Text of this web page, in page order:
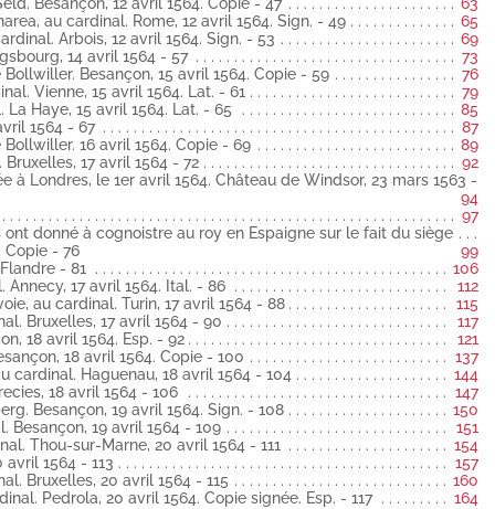
Ier. Besançon, 12 avril 1564 latin
Seld. Besançon, 12 avril 1564 latin
de Bagnarea, au cardinal. Rome, 12 avril 1564 latin
au cardinal. Arbois, 12 avril 1564 latin
Augsbourg, 14 avril 1564 latin
de Bollwiller. Besançon, 15 avril 1564 latin
cardinal. Vienne, 15 avril 1564 latin
La Haye, 15 avril 1564 latin
15 avril 1564 latin
de Bollwiller. 16 avril 1564 latin
Bruxelles, 17 avril 1564 latin
à Londres, le 1er avril 1564. Château de Windsor, 23 mars
latin
ont donné à cognoistre au roy en Espaigne sur le fait du
latin
de Flandre latin
Annecy, 17 avril 1564 italien
Savoie, au cardinal. Turin, 17 avril 1564 latin
cardinal. Bruxelles, 17 avril 1564 latin
Besançon, 12 avril 1564. Copie - 47
63
au cardinal. Rome, 12 avril 1564. Sign. - 49
65
Arbois, 12 avril 1564. Sign. - 53
69
14 avril 1564 - 57
73
Besançon, 15 avril 1564. Copie - 59
76
Vienne, 15 avril 1564. Lat. - 61
79
Haye, 15 avril 1564. Lat. - 65
85
1564 - 67
87
16 avril 1564. Copie - 69
89
17 avril 1564 - 72
92
à Londres, le 1er avril 1564. Château de Windsor, 23 mars 1563 -
94
97
donné à cognoistre au roy en Espaigne sur le fait du siège
Copie - 76
99
- 81
106
17 avril 1564. Ital. - 86
112
au cardinal. Turin, 17 avril 1564 - 88
115
Bruxelles, 17 avril 1564 - 90
117
18 avril 1564. Esp. - 92
121
18 avril 1564. Copie - 100
137
cardinal. Haguenau, 18 avril 1564 - 104
144
18 avril 1564 - 106
147
Besançon, 19 avril 1564. Sign. - 108
150
Besançon, 19 avril 1564 - 109
151
Thou-sur-Marne, 20 avril 1564 - 111
154
1564 - 113
157
Bruxelles, 20 avril 1564 - 115
160
Pedrola, 20 avril 1564. Copie signée. Esp. - 117
164